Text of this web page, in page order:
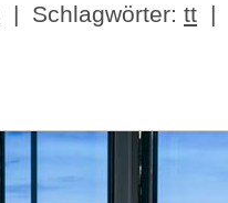
| Schlagwörter: tt |